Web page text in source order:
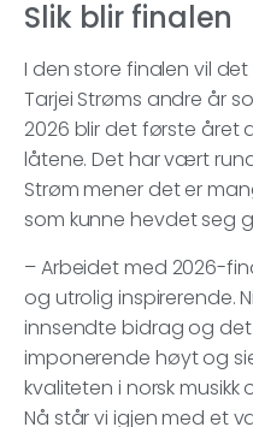
Slik blir finalen
I den store finalen vil
Tarjei Strøms andre år
2026 blir det første året
låtene. Det har vært
Strøm mener det er
som kunne hevdet seg
– Arbeidet med 2026-
og utrolig inspirerende.
innsendte bidrag og det
imponerende høyt og
kvaliteten i norsk musikk
Nå står vi igjen med et